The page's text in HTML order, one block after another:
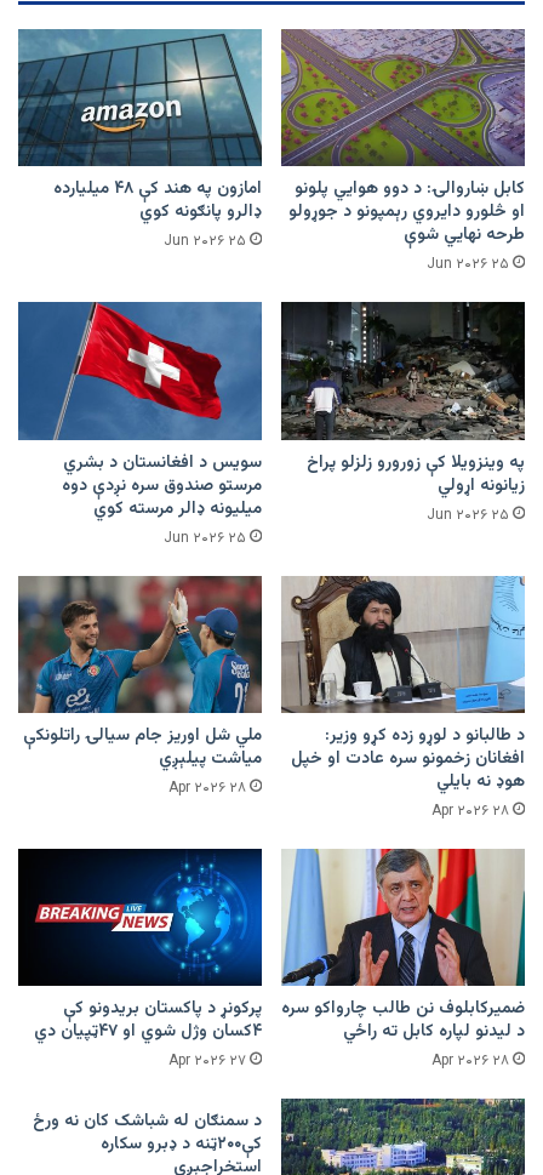
کابل ښاروالۍ: د دوو هوايي پلونو
او څلورو دایروي رېمپونو د جوړولو
طرحه نهایي شوې
۲۵ Jun ۲۰۲۶
امازون په هند کې ۴۸ میلیارده
ډالرو پانګونه کوي
۲۵ Jun ۲۰۲۶
په وینزویلا کې زورورو زلزلو پراخ
زیانونه اړولي
۲۵ Jun ۲۰۲۶
سویس د افغانستان د بشري
مرستو صندوق سره نږدې دوه
میلیونه ډالر مرسته کوي
۲۵ Jun ۲۰۲۶
د طالبانو د لوړو زده کړو وزیر:
افغانان زخمونو سره عادت او خپل
هوډ نه بایلي
۲۸ Apr ۲۰۲۶
ملي شل اوریز جام سیالۍ راتلونکې
میاشت پیلېږي
۲۸ Apr ۲۰۲۶
ضمیرکابلوف نن طالب چارواکو سره
د لیدنو لپاره کابل ته راځي
۲۸ Apr ۲۰۲۶
پرکونړ د پاکستان بریدونو کې
۴کسان وژل شوي او ۴۷ټپیان دي
۲۷ Apr ۲۰۲۶
د سمنګان له شباشک کان نه ورځ
کې۲۰۰ټنه د ډبرو سکاره
استخراجېږي